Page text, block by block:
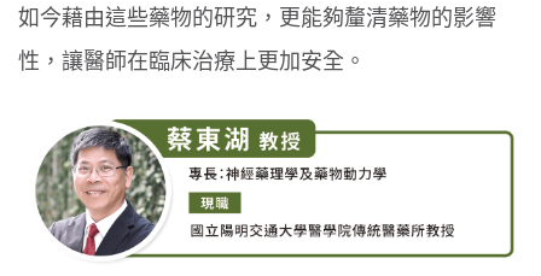
如今藉由這些藥物的研究，更能夠釐清藥物的影響
性，讓醫師在臨床治療上更加安全。